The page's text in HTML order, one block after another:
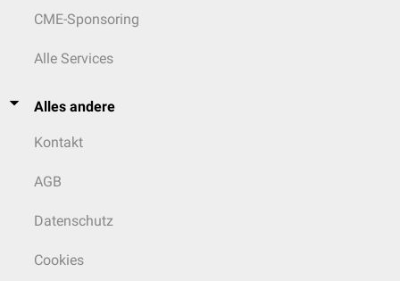
CME-Sponsoring
Alle Services
Alles andere
Kontakt
AGB
Datenschutz
Cookies